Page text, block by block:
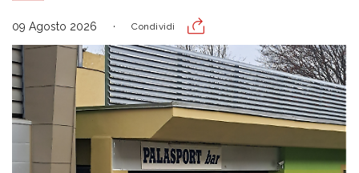
09 Agosto 2026 Condividi